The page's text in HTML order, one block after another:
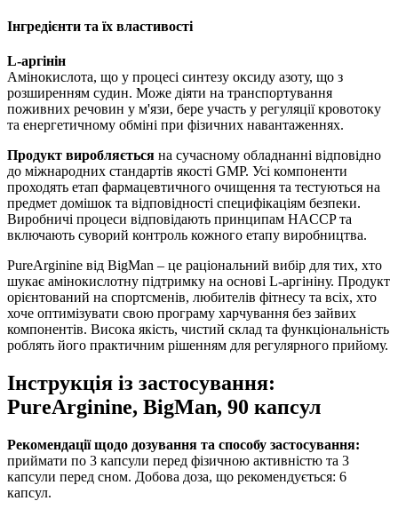
Інгредієнти та їх властивості
L-аргінін
Амінокислота, що у процесі синтезу оксиду азоту, що з
розширенням судин. Може діяти на транспортування
поживних речовин у м'язи, бере участь у регуляції кровотоку
та енергетичному обміні при фізичних навантаженнях.
Продукт виробляється на сучасному обладнанні відповідно
до міжнародних стандартів якості GMP. Усі компоненти
проходять етап фармацевтичного очищення та тестуються на
предмет домішок та відповідності специфікаціям безпеки.
Виробничі процеси відповідають принципам HACCP та
включають суворий контроль кожного етапу виробництва.
PureArginine від BigMan – це раціональний вибір для тих, хто
шукає амінокислотну підтримку на основі L-аргініну. Продукт
орієнтований на спортсменів, любителів фітнесу та всіх, хто
хоче оптимізувати свою програму харчування без зайвих
компонентів. Висока якість, чистий склад та функціональність
роблять його практичним рішенням для регулярного прийому.
Інструкція із застосування:
PureArginine, BigMan, 90 капсул
Рекомендації щодо дозування та способу застосування:
приймати по 3 капсули перед фізичною активністю та 3
капсули перед сном. Добова доза, що рекомендується: 6
капсул.